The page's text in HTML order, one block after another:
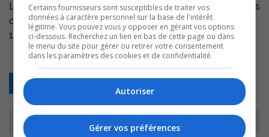
Le CILQ représente 85 industriels et artisans fromagers
qui transforment plus de
1 500 000 000 de litres de lait cru (de vache) par année.
Retour
Certains fournisseurs sont susceptibles de traiter vos
données à caractère personnel sur la base de l'intérêt
légitime. Vous pouvez vous y opposer en gérant vos options
ci-dessous. Recherchez un lien en bas de cette page ou dans
le menu du site pour gérer ou retirer votre consentement
dans les paramètres des cookies et de confidentialité.
Autoriser
Gérer vos préférences